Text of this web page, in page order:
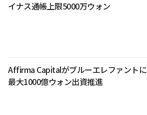
イナス通帳上限5000万ウォン
Affirma Capitalがブルーエレファントに
最大1000億ウォン出資推進